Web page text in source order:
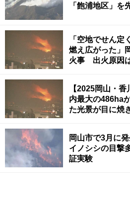
「飽浦地区」
「空地でせん定
燃え広がった」
火事 出火原因
【2025岡山・
内最大の486ha
た光景が目に焼
岡山市で3月に
イノシシの目撃
証実験